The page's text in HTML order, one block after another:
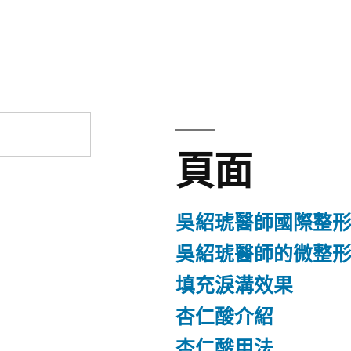
頁面
吳紹琥醫師國際整
吳紹琥醫師的微整
填充淚溝效果
杏仁酸介紹